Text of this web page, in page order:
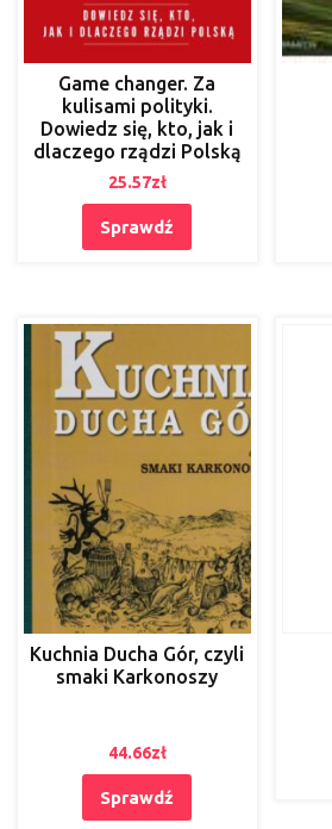
Game changer. Za
kulisami polityki.
Dowiedz się, kto, jak i
dlaczego rządzi Polską
25.57zł
Sprawdź
Kuchnia Ducha Gór, czyli
smaki Karkonoszy
44.66zł
Sprawdź